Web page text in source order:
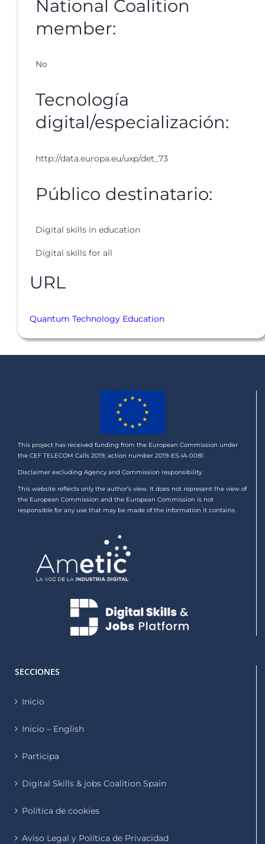
National Coalition
member:
No
Tecnología
digital/especialización:
http://data.europa.eu/uxp/det_73
Público destinatario:
Digital skills in education
Digital skills for all
URL
Quantum Technology Education
This project has received funding from the European Commission under
the CEF TELECOM Calls 2019, action number 2019-ES-IA-0081.
Disclaimer excluding Agency and Commission responsibility
This website reflects only the author’s view. It does not represent the view of
the European Commission and the European Commission is not
responsible for any use that may be made of the information it contains
SECCIONES
Inicio
Inicio – English
Participa
Digital Skills & jobs Coalition Spain
Política de cookies
Aviso Legal y Política de Privacidad